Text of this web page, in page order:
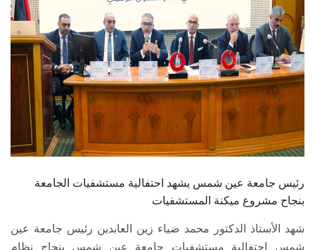
هيئة التدريس
الدراسات العليا
الخريجين
الموظفون
الزائـرون
سجل الان
رئيس جامعة عين شمس يشهد احتفالية مستشفيات الجامعة
بنجاح مشروع ميكنة المستشفيات
شهد الأستاذ الدكتور محمد ضياء زين العابدين رئيس جامعة عين
شمس احتفالية مستشفيات جامعة عين شمس بنجاح نظام